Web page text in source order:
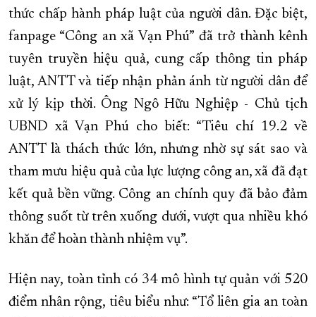
thức chấp hành pháp luật của người dân. Đặc biệt,
fanpage “Công an xã Vạn Phú” đã trở thành kênh
tuyên truyền hiệu quả, cung cấp thông tin pháp
luật, ANTT và tiếp nhận phản ánh từ người dân để
xử lý kịp thời. Ông Ngô Hữu Nghiệp - Chủ tịch
UBND xã Vạn Phú cho biết: “Tiêu chí 19.2 về
ANTT là thách thức lớn, nhưng nhờ sự sát sao và
tham mưu hiệu quả của lực lượng công an, xã đã đạt
kết quả bền vững. Công an chính quy đã bảo đảm
thông suốt từ trên xuống dưới, vượt qua nhiều khó
khăn để hoàn thành nhiệm vụ”.
Hiện nay, toàn tỉnh có 34 mô hình tự quản với 520
điểm nhân rộng, tiêu biểu như: “Tổ liên gia an toàn